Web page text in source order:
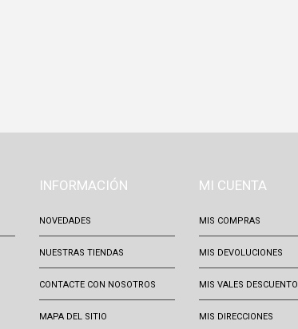
INFORMACIÓN
NOVEDADES
NUESTRAS TIENDAS
CONTACTE CON NOSOTROS
MAPA DEL SITIO
MI CUENTA
MIS COMPRAS
MIS DEVOLUCIONES
MIS VALES DESCUENTO
MIS DIRECCIONES